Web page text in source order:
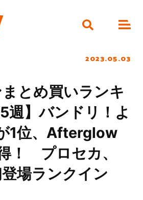
2023.05.03
まとめ買いランキ
週】バンドリ！よ
1位、Afterglow
！ プロセカ、
場ランクイン